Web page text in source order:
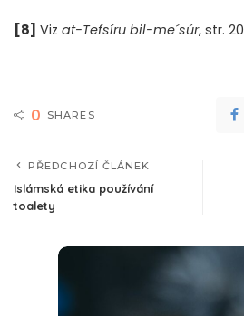
[8] Viz at-Tefsíru bil-me´súr, str.
0 SHARES
PŘEDCHOZÍ ČLÁNEK
Islámská etika používání
toalety